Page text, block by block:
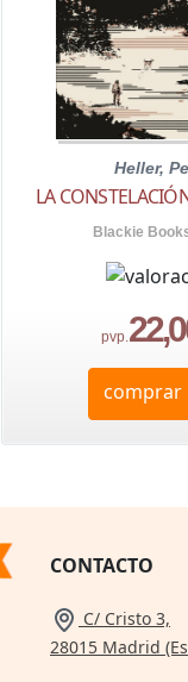
Heller,
LA
Blackie
pvp.
comprar
CONTACTO
C/ Cristo 3,
28015 Madrid